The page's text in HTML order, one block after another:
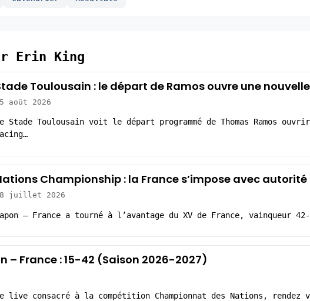
Erin King
Toulousain : le départ de Ramos ouvre une
août 2026
Stade Toulousain voit le départ programmé de Thomas Ramos
Championship : la France s’impose avec
juillet 2026
– France a tourné à l’avantage du XV de France, vainqueur
– France : 15-42 (Saison 2026-2027)
live consacré à la compétition Championnat des Nations, rendez